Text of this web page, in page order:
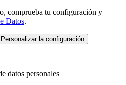
comprueba tu configuración y
Datos.
Personalizar la configuración
datos personales